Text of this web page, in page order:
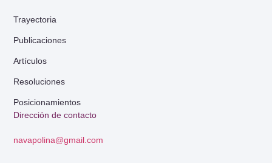
Dirección de contacto
navapolina@gmail.com
Trayectoria
Publicaciones
Artículos
Resoluciones
Posicionamientos